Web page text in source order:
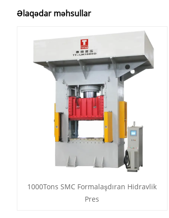
Əlaqədar məhsullar
1000Tons SMC Formalaşdıran Hidravlik
Pres